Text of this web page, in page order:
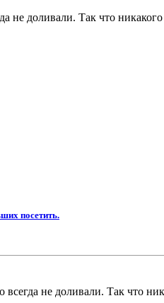
не доливали. Так что
посетить.
не доливали. Так что